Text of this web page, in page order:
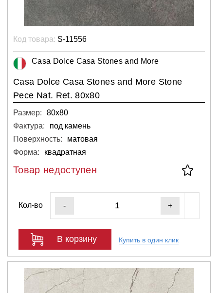
Код товара: S-11556
Casa Dolce Casa Stones and More
Casa Dolce Casa Stones and More Stone
Pece Nat. Ret. 80x80
Размер:
80х80
Фактура:
под камень
Поверхность:
матовая
Форма:
квадратная
Товар недоступен
Кол-во - +
В корзину Купить в один клик